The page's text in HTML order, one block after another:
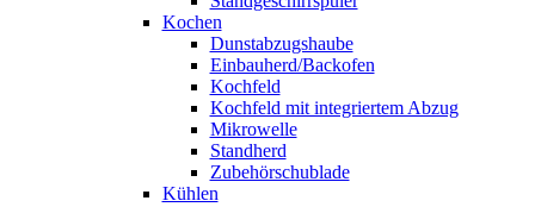
Kochen
Dunstabzugshaube
Einbauherd/Backofen
Kochfeld
Kochfeld mit integriertem Abzug
Mikrowelle
Standherd
Zubehörschublade
Kühlen